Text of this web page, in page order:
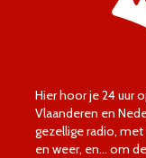
Hier hoor je 24 uur
Vlaanderen en
gezellige radio,
en weer, en… om